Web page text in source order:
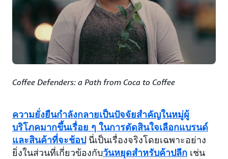
Coffee Defenders: a Path from Coca to Coffee
ความยั่งยืนกำลังกลายเป็นปัจจัยสำคัญในหมู่ผู้
บริโภคมากขึ้นเรื่อย ๆ ในการตัดสินใจเลือกแบรนด์
และสินค้าที่จะช้อปนี่เป็นเรื่องจริงโดยเฉพาะอย่าง
ยิ่งในส่วนที่เกี่ยวข้องกับวันหยุดสำหรับค้าปลีก เช่น